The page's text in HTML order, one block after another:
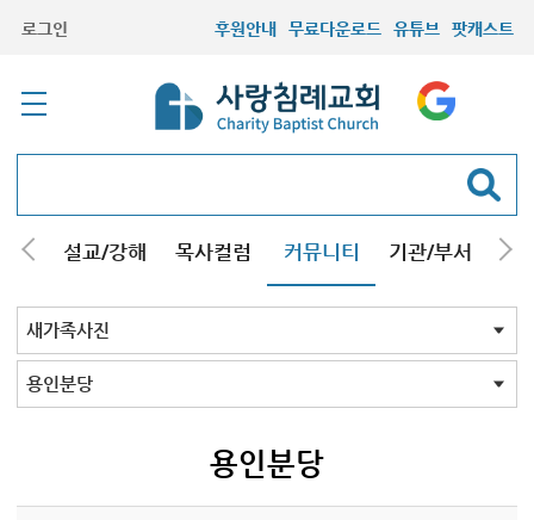
로그인 후원안내 무료다운로드 유튜브 팟캐스트
내 설교/강해 목사컬럼 커뮤니티 기관/부서 선
최근등록자료
자유게시판
교회소식
성도컬럼
새가족사진
새가족가이드
포토앨범
찬양쉼터
신앙도서
성경읽기퀴즈
기도부탁
새가족사진 전체
인천
김포/청라
구리남양주
부평부천
서울
시흥안산광명
용인분당
용인분당